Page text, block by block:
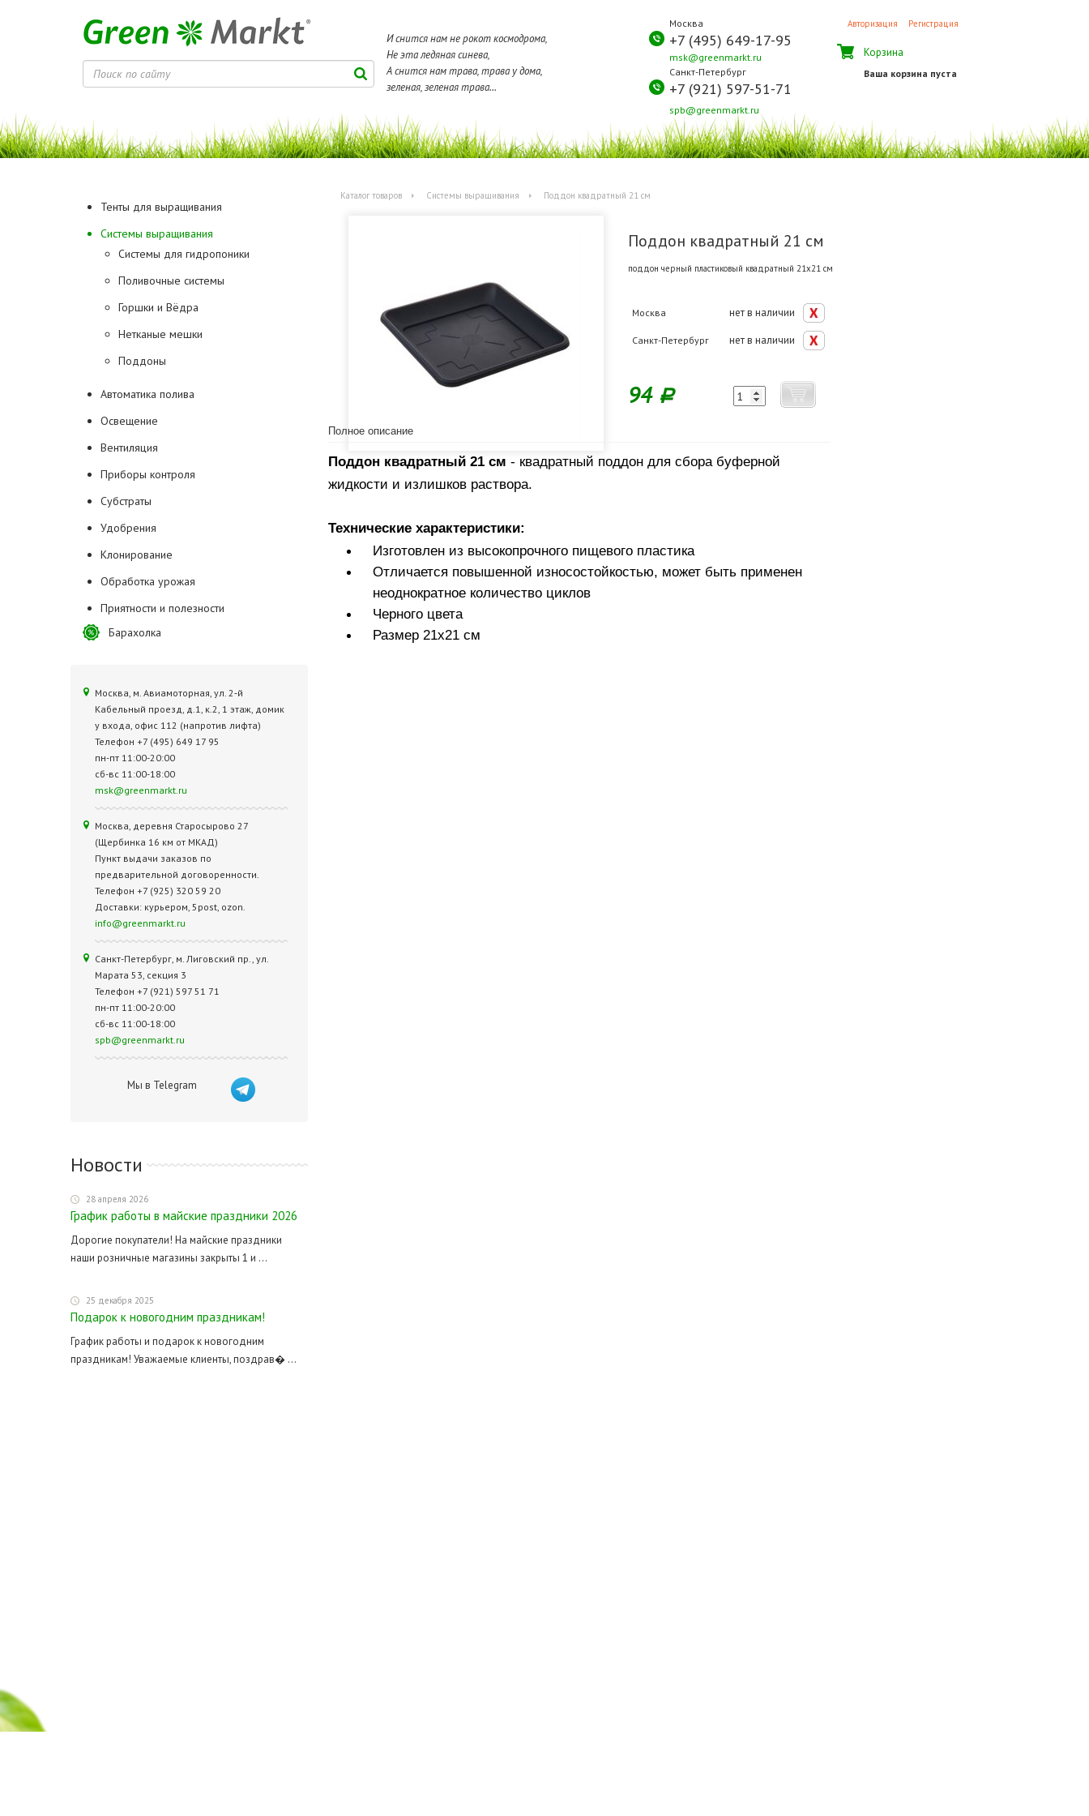
И снится нам не рокот космодрома,
Не эта ледяная синева,
А снится нам трава, трава у дома,
зеленая, зеленая трава...
Москва
+7 (495) 649-17-95
msk@greenmarkt.ru
Санкт-Петербург
+7 (921) 597-51-71
spb@greenmarkt.ru
Авторизация Регистрация
Корзина
Ваша корзина пуста
Тенты для выращивания
Системы выращивания
Системы для гидропоники
Поливочные системы
Горшки и Вёдра
Нетканые мешки
Поддоны
Автоматика полива
Освещение
Вентиляция
Приборы контроля
Субстраты
Удобрения
Клонирование
Обработка урожая
Приятности и полезности
Барахолка
Москва, м. Авиамоторная, ул. 2‑й
Кабельный проезд, д.1, к.2, 1 этаж, домик
у входа, офис 112 (напротив лифта)
Телефон +7 (495) 649 17 95
пн-пт 11:00-20:00
сб-вс 11:00-18:00
msk@greenmarkt.ru
Москва, деревня Старосырово 27
(Щербинка 16 км от МКАД)
Пункт выдачи заказов по
предварительной договоренности.
Телефон +7 (925) 320 59 20
Доставки: курьером, 5post, ozon.
info@greenmarkt.ru
Санкт-Петербург, м. Лиговский пр., ул.
Марата 53, секция 3
Телефон +7 (921) 597 51 71
пн-пт 11:00-20:00
сб-вс 11:00-18:00
spb@greenmarkt.ru
Мы в Telegram
Новости
28 апреля 2026
График работы в майские праздники 2026
Дорогие покупатели! На майские праздники
наши розничные магазины закрыты 1 и ...
25 декабря 2025
Подарок к новогодним праздникам!
График работы и подарок к новогодним
праздникам! Уважаемые клиенты, поздрав� ...
Каталог товаров Системы выращивания Поддон квадратный 21 см
Поддон квадратный 21 см
поддон черный пластиковый квадратный 21х21 см
Москва нет в наличии
Санкт-Петербург нет в наличии
94 Р
Полное описание
Поддон квадратный 21 см - квадратный поддон для сбора буферной
жидкости и излишков раствора.
Технические характеристики:
Изготовлен из высокопрочного пищевого пластика
Отличается повышенной износостойкостью, может быть применен
неоднократное количество циклов
Черного цвета
Размер 21х21 см